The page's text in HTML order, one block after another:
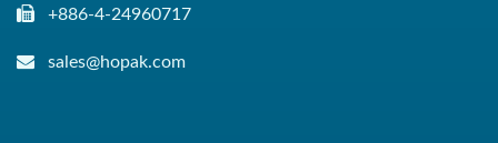
+886-4-24960717
sales@hopak.com